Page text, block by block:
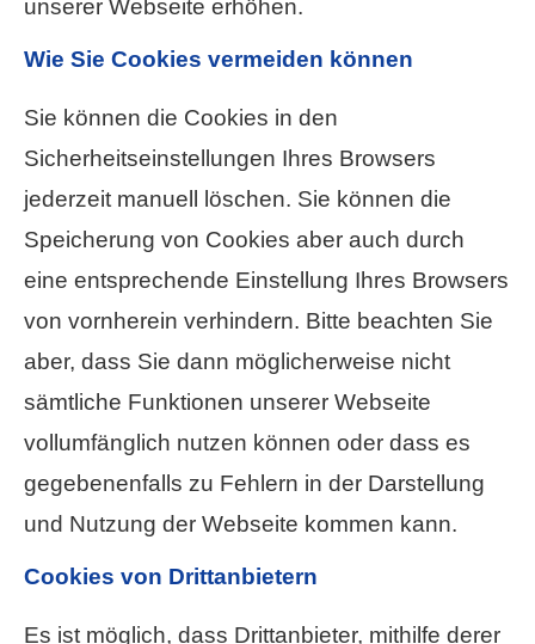
unserer Webseite erhöhen.
Wie Sie Cookies vermeiden können
Sie können die Cookies in den
Sicherheitseinstellungen Ihres Browsers
jederzeit manuell löschen. Sie können die
Speicherung von Cookies aber auch durch
eine entsprechende Einstellung Ihres Browsers
von vornherein verhindern. Bitte beachten Sie
aber, dass Sie dann möglicherweise nicht
sämtliche Funktionen unserer Webseite
vollumfänglich nutzen können oder dass es
gegebenenfalls zu Fehlern in der Darstellung
und Nutzung der Webseite kommen kann.
Cookies von Drittanbietern
Es ist möglich, dass Drittanbieter, mithilfe derer